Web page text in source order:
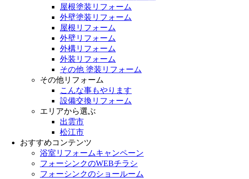
屋根塗装リフォーム
外壁塗装リフォーム
屋根リフォーム
外壁リフォーム
外構リフォーム
外装リフォーム
その他 塗装リフォーム
その他リフォーム
こんな事もやります
設備交換リフォーム
エリアから選ぶ
出雲市
松江市
おすすめコンテンツ
浴室リフォームキャンペーン
フォーシンクのWEBチラシ
フォーシンクのショールーム